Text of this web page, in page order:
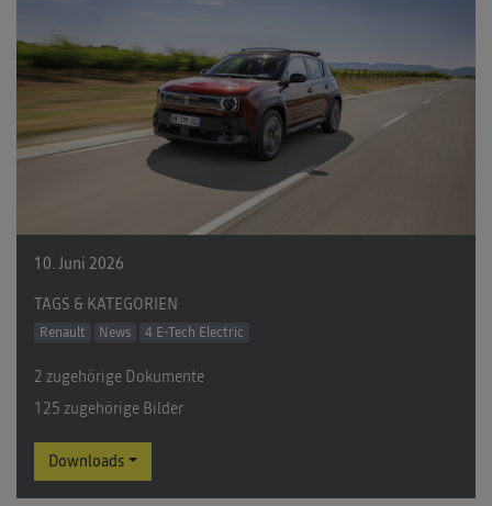
10. Juni 2026
TAGS & KATEGORIEN
Renault News 4 E-Tech Electric
2 zugehörige Dokumente
125 zugehörige Bilder
Downloads